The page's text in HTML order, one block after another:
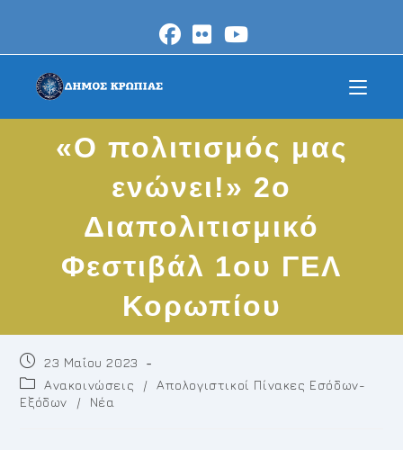
content
«Ο πολιτισμός μας
ενώνει!» 2ο
Διαπολιτισμικό
Φεστιβάλ 1ου ΓΕΛ
Κορωπίου
Post
published:
23 Μαΐου 2023
Post
category:
Ανακοινώσεις / Απολογιστικοί Πίνακες Εσόδων-
Εξόδων
/ Νέα